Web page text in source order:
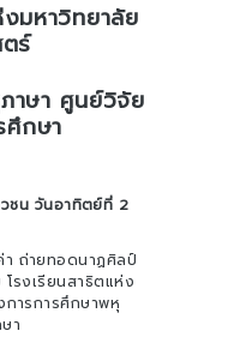
มหาวิทยาลัย
ร์
าษา ศูนย์วิจัย
กษา
วชน วันอาทิตย์ที่ 2
ถ่ายทอดนาฏศิลป์
รงเรียนสาธิตแห่ง
การการศึกษาพหุ
า